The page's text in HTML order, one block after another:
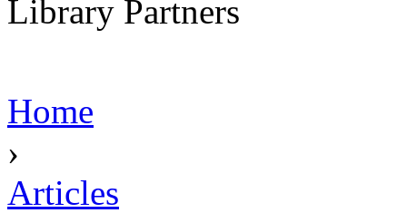
Library Partners
Home
›
Articles